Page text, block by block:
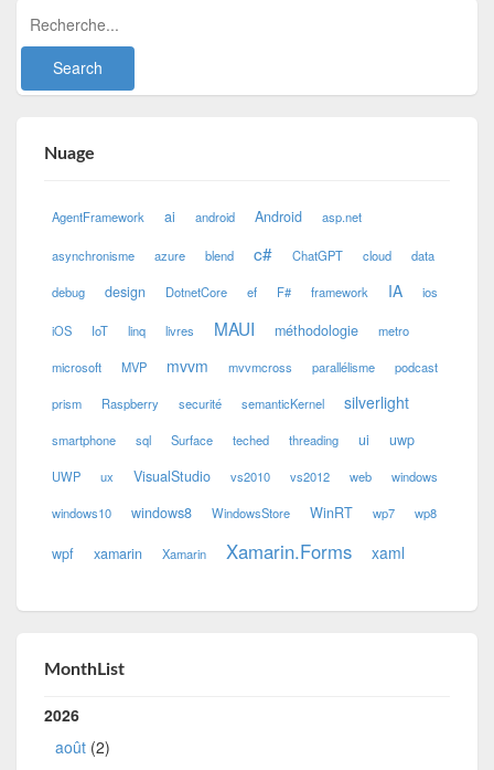
Nuage
AgentFramework ai android Android asp.net
asynchronisme azure blend c# ChatGPT cloud data
debug design DotnetCore ef F# framework IA ios
iOS IoT linq livres MAUI méthodologie metro
microsoft MVP mvvm mvvmcross parallélisme podcast
prism Raspberry securité semanticKernel silverlight
smartphone sql Surface teched threading ui uwp
UWP ux VisualStudio vs2010 vs2012 web windows
windows10 windows8 WindowsStore WinRT wp7 wp8
wpf xamarin Xamarin Xamarin.Forms xaml
MonthList
2026
août (2)